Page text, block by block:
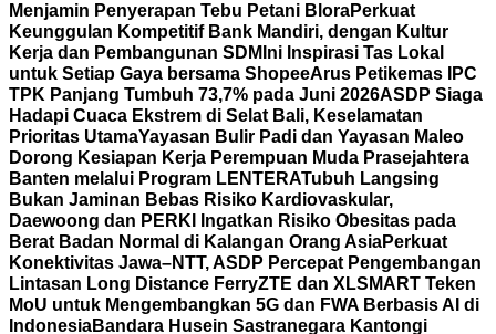
Menjamin Penyerapan Tebu Petani BloraPerkuat
Keunggulan Kompetitif Bank Mandiri, dengan Kultur
Kerja dan Pembangunan SDM Ini Inspirasi Tas Lokal
untuk Setiap Gaya bersama ShopeeArus Petikemas IPC
TPK Panjang Tumbuh 73,7% pada Juni 2026ASDP Siaga
Hadapi Cuaca Ekstrem di Selat Bali, Keselamatan
Prioritas UtamaYayasan Bulir Padi dan Yayasan Maleo
Dorong Kesiapan Kerja Perempuan Muda Prasejahtera
Banten melalui Program LENTERATubuh Langsing
Bukan Jaminan Bebas Risiko Kardiovaskular,
Daewoong dan PERKI Ingatkan Risiko Obesitas pada
Berat Badan Normal di Kalangan Orang AsiaPerkuat
Konektivitas Jawa–NTT, ASDP Percepat Pengembangan
Lintasan Long Distance FerryZTE dan XLSMART Teken
MoU untuk Mengembangkan 5G dan FWA Berbasis AI di
IndonesiaBandara Husein Sastranegara Kantongi